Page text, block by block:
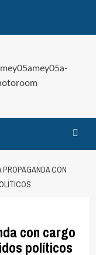
CON
con cargo
políticos